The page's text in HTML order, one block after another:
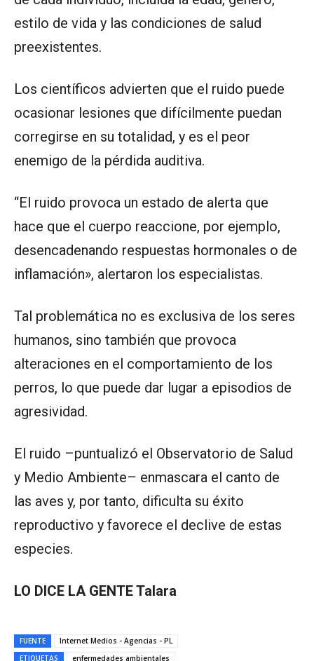
estilo de vida y las condiciones de salud
preexistentes.
Los científicos advierten que el ruido puede
ocasionar lesiones que difícilmente puedan
corregirse en su totalidad, y es el peor
enemigo de la pérdida auditiva.
“El ruido provoca un estado de alerta que
hace que el cuerpo reaccione, por ejemplo,
desencadenando respuestas hormonales o de
inflamación», alertaron los especialistas.
Tal problemática no es exclusiva de los seres
humanos, sino también que provoca
alteraciones en el comportamiento de los
perros, lo que puede dar lugar a episodios de
agresividad.
El ruido –puntualizó el Observatorio de Salud
y Medio Ambiente– enmascara el canto de
las aves y, por tanto, dificulta su éxito
reproductivo y favorece el declive de estas
especies.
LO DICE LA GENTE Talara
FUENTE
Internet Medios - Agencias - PL
ETIQUETAS
enfermedades ambientales